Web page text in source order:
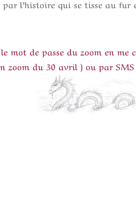
l’histoire qui se tisse au fur
mot de passe du zoom en
zoom du 30 avril ) ou par